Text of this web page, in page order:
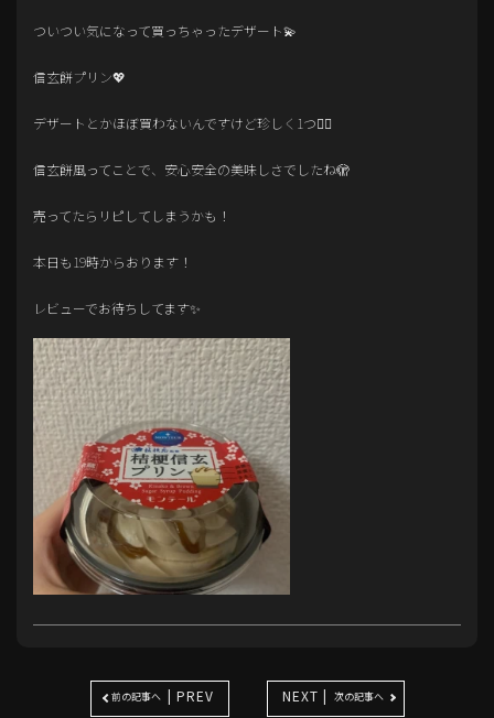
ついつい気になって買っちゃったデザート💫
信玄餅プリン💖
デザートとかほぼ買わないんですけど珍しく1つ👌🏻
信玄餅風ってことで、安心安全の美味しさでしたね🫣
売ってたらリピしてしまうかも！
本日も19時からおります！
レビューでお待ちしてます✨
前の記事へ | PREV NEXT | 次の記事へ